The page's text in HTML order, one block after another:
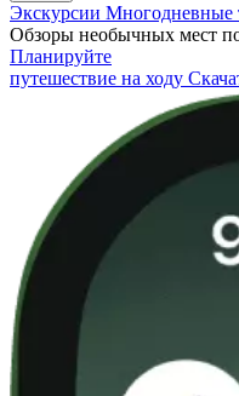
Экскурсии Многодневные
Обзоры необычных мест
Планируйте
путешествие на ходу